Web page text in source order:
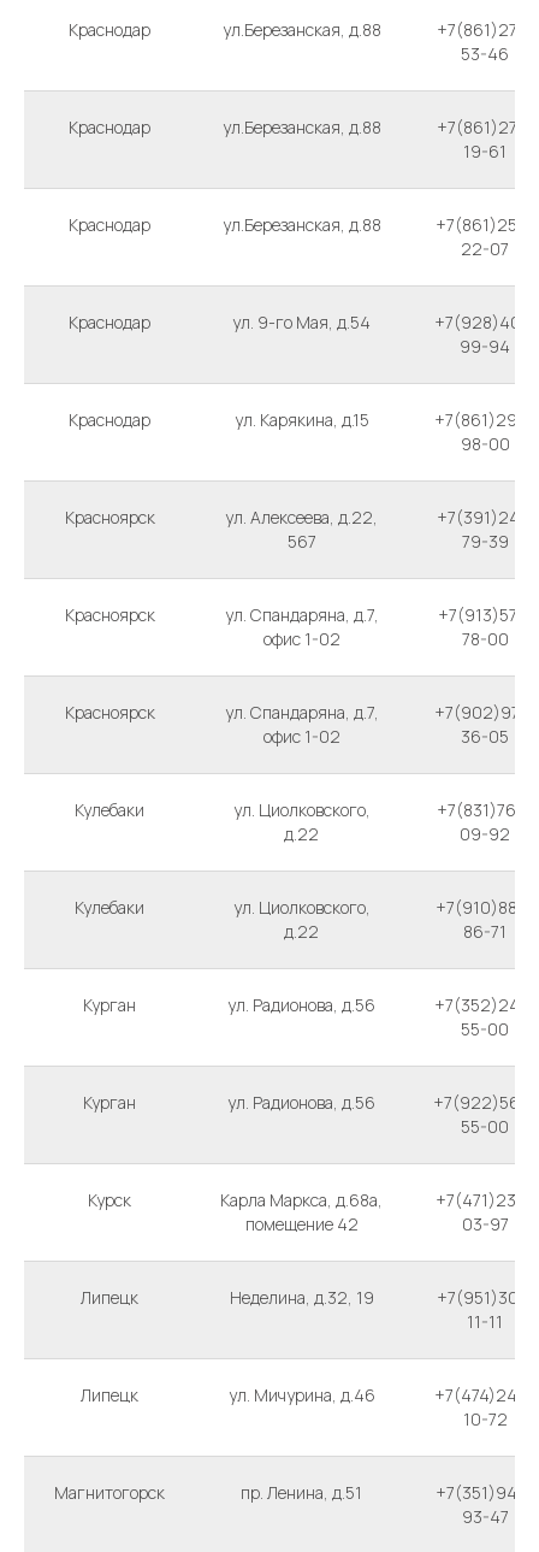
Краснодар ул.Березанская, д.88
+7(861)274-
53-46
Краснодар ул.Березанская, д.88
+7(861)274-
19-61
Краснодар ул.Березанская, д.88
+7(861)255-
22-07
Краснодар ул. 9-го Мая, д.54
+7(928)407-
99-94
Краснодар ул. Карякина, д.15
+7(861)299-
98-00
Красноярск
ул. Алексеева, д.22,
567
+7(391)241-
79-39
Красноярск
ул. Спандаряна, д.7,
офис 1-02
+7(913)577-
78-00
Красноярск
ул. Спандаряна, д.7,
офис 1-02
+7(902)974-
36-05
Кулебаки
ул. Циолковского,
д.22
+7(831)765-
09-92
Кулебаки
ул. Циолковского,
д.22
+7(910)888-
86-71
Курган ул. Радионова, д.56
+7(352)248-
55-00
Курган ул. Радионова, д.56
+7(922)566-
55-00
Курск
Карла Маркса, д.68а,
помещение 42
+7(471)239-
03-97
Липецк Неделина, д.32, 19
+7(951)307-
11-11
Липецк ул. Мичурина, д.46
+7(474)240-
10-72
Магнитогорск пр. Ленина, д.51
+7(351)943-
93-47